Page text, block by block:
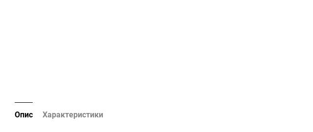
Опис Характеристики